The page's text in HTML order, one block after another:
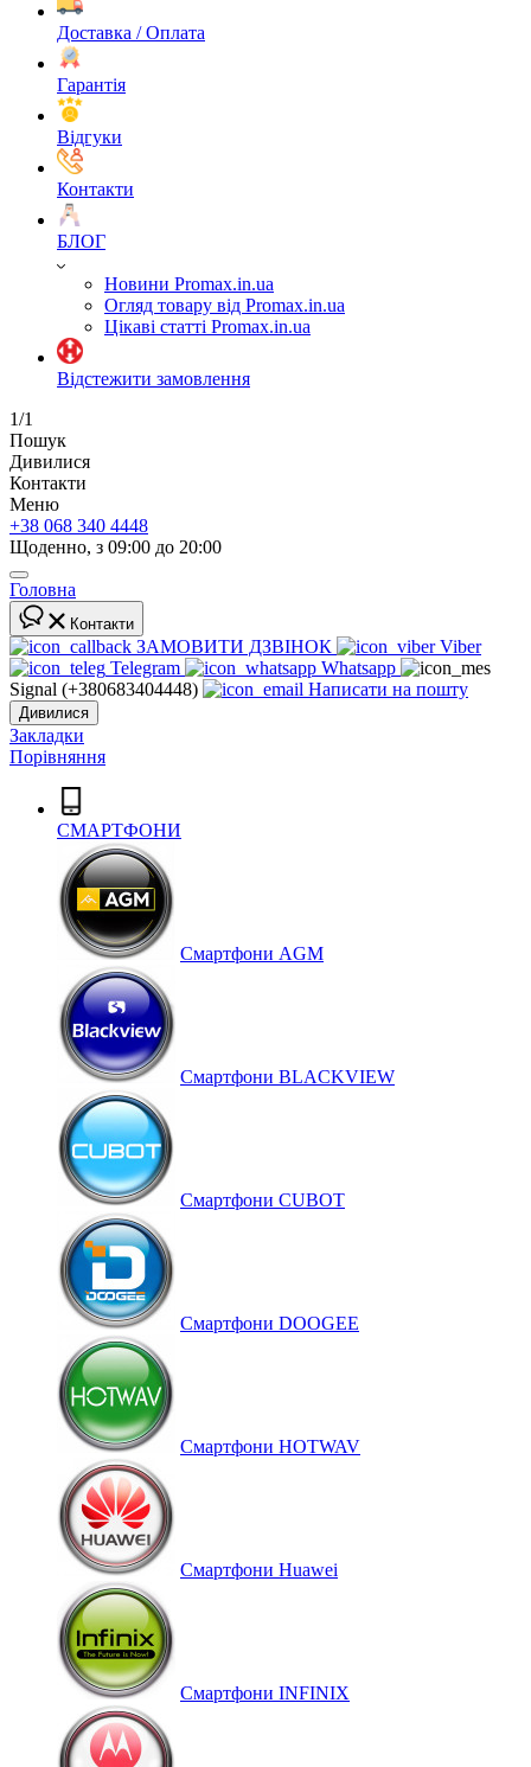
Доставка / Оплата
Гарантія
Відгуки
Контакти
БЛОГ
Новини Promax.in.ua
Огляд товару від Promax.in.ua
Цікаві статті Promax.in.ua
Відстежити замовлення
1/1
Пошук
Дивилися
Контакти
Меню
+38 068 340 4448
Щоденно, з 09:00 до 20:00
Головна
Контакти
ЗАМОВИТИ ДЗВІНОК
Viber
Telegram
Whatsapp
Signal (+380683404448)
Написати на пошту
Дивилися
Закладки
Порівняння
СМАРТФОНИ
Cмартфони AGM
Смартфони BLACKVIEW
Смартфони CUBOT
Смартфони DOOGEE
Смартфони HOTWAV
Смартфони Huawei
Смартфони INFINIX